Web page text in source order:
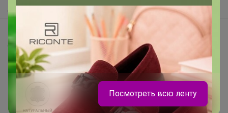
Доставка
Шоурумы
Торговые марки
Наша команда
В наличии
Подарочные сертификаты
Посмотреть всю ленту